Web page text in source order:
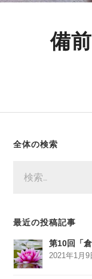
備
全体の検索
索:
最近の投稿記事
第10回「
2021年1月9